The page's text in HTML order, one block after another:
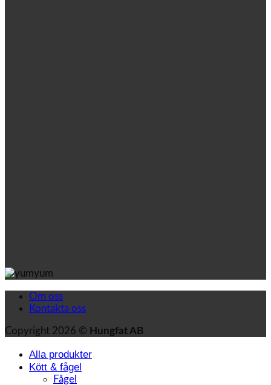
Om oss
Kontakta oss
Copyright 2026 © Hungfat AB
Alla produkter
Kött & fågel
Fågel